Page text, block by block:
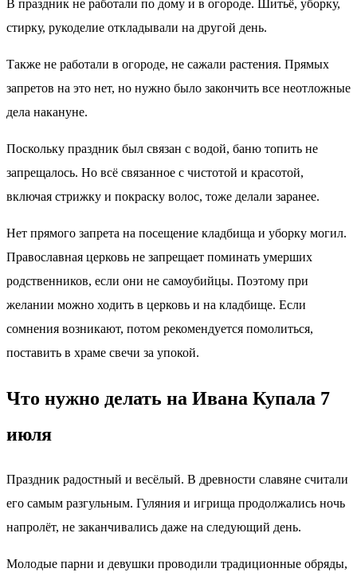
В праздник не работали по дому и в огороде. Шитьё, уборку,
стирку, рукоделие откладывали на другой день.
Также не работали в огороде, не сажали растения. Прямых
запретов на это нет, но нужно было закончить все неотложные
дела накануне.
Поскольку праздник был связан с водой, баню топить не
запрещалось. Но всё связанное с чистотой и красотой,
включая стрижку и покраску волос, тоже делали заранее.
Нет прямого запрета на посещение кладбища и уборку могил.
Православная церковь не запрещает поминать умерших
родственников, если они не самоубийцы. Поэтому при
желании можно ходить в церковь и на кладбище. Если
сомнения возникают, потом рекомендуется помолиться,
поставить в храме свечи за упокой.
Что нужно делать на Ивана Купала 7
июля
Праздник радостный и весёлый. В древности славяне считали
его самым разгульным. Гуляния и игрища продолжались ночь
напролёт, не заканчивались даже на следующий день.
Молодые парни и девушки проводили традиционные обряды,